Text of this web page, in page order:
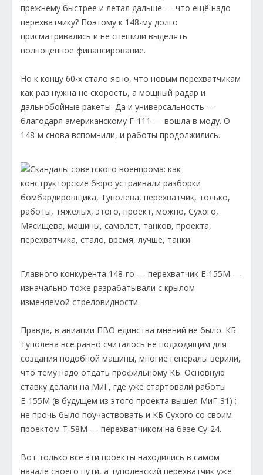
прежнему быстрее и летал дальше — что ещё надо
перехватчику? Поэтому к 148-му долго
присматривались и не спешили выделять
полноценное финансирование.
Но к концу 60-х стало ясно, что новым перехватчикам
как раз нужна не скорость, а мощный радар и
дальнобойные ракеты. Да и универсальность —
благодаря американскому F-111 — вошла в моду. О
148-м снова вспомнили, и работы продолжились.
Главного конкурента 148-го — перехватчик Е-155М —
изначально тоже разрабатывали с крылом
изменяемой стреловидности.
Правда, в авиации ПВО единства мнений не было. КБ
Туполева всё равно считалось не подходящим для
создания подобной машины, многие генералы верили,
что тему надо отдать профильному КБ. Основную
ставку делали на МиГ, где уже стартовали работы
Е-155М (в будущем из этого проекта вышел МиГ-31) ;
не прочь было поучаствовать и КБ Сухого со своим
проектом Т-58М — перехватчиком на базе Су‑24.
Вот только все эти проекты находились в самом
начале своего пути, а туполевский перехватчик уже